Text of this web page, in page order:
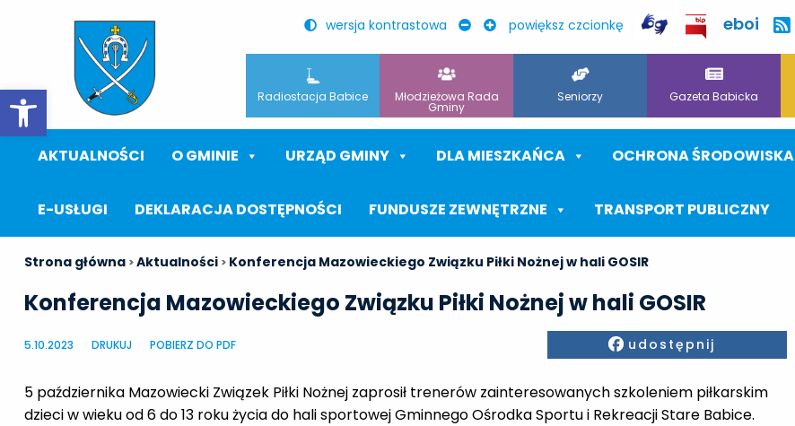
Otwórz pasek narzędzi
wersja kontrastowa powiększ czcionkę eboi
Radiostacja Babice Młodzieżowa Rada
Gminy
Seniorzy Gazeta Babicka
AKTUALNOŚCI O GMINIE URZĄD GMINY DLA MIESZKAŃCA OCHRONA ŚRODOWISKA
E-USŁUGI DEKLARACJA DOSTĘPNOŚCI FUNDUSZE ZEWNĘTRZNE TRANSPORT PUBLICZNY
Strona główna >Aktualności > Konferencja Mazowieckiego Związku Piłki Nożnej w hali GOSIR
Konferencja Mazowieckiego Związku Piłki Nożnej w hali GOSIR
5.10.2023 DRUKUJ POBIERZ DO PDF Facebook
udostępnij
5 października Mazowiecki Związek Piłki Nożnej zaprosił trenerów zainteresowanych szkoleniem piłkarskim
dzieci w wieku od 6 do 13 roku życia do hali sportowej Gminnego Ośrodka Sportu i Rekreacji Stare Babice.